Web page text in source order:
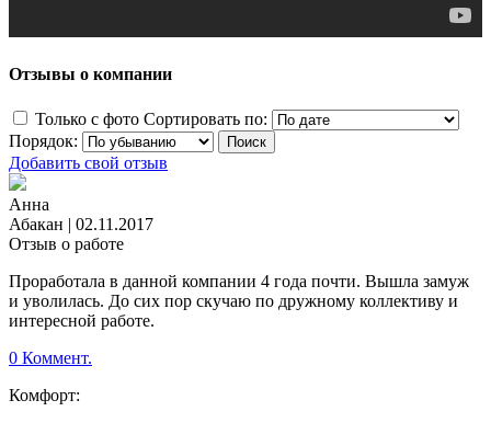
Отзывы о компании
Только с фото Сортировать по:
Порядок:
Добавить свой отзыв
Анна
Абакан | 02.11.2017
Отзыв о работе
Проработала в данной компании 4 года почти. Вышла замуж
и уволилась. До сих пор скучаю по дружному коллективу и
интересной работе.
0 Коммент.
Комфорт: